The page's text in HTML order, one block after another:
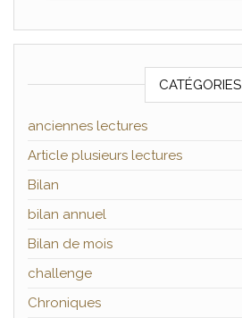
CATÉGORIES
anciennes lectures
Article plusieurs lectures
Bilan
bilan annuel
Bilan de mois
challenge
Chroniques